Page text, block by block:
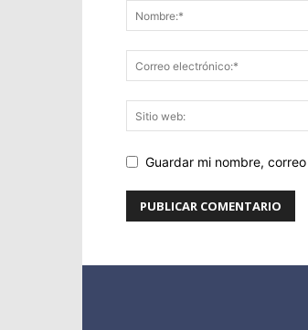
Guardar mi nombre,